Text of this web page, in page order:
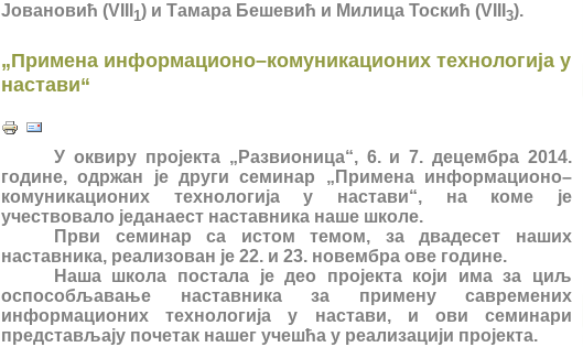
Јовановић (VIII 1) и Тамара Бешевић и Милица Тоскић (VIII 3).
„Примена информационо–комуникационих технологија у
настави“
У оквиру пројекта „Развионица“, 6. и 7. децембра 2014.
године, одржан је други семинар „Примена информационо–
комуникационих технологија у настави“, на коме је
учествовало једанаест наставника наше школе.
Први семинар са истом темом, за двадесет наших
наставника, реализован је 22. и 23. новембра ове године.
Наша школа постала је део пројекта који има за циљ
оспособљавање наставника за примену савремених
информационих технологија у настави, и ови семинари
представљају почетак нашег учешћа у реализацији пројекта.